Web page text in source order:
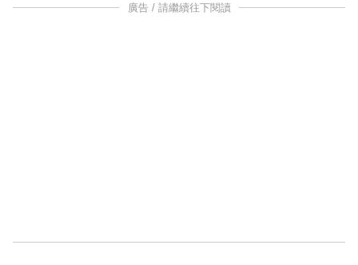
廣告 / 請繼續往下閱讀